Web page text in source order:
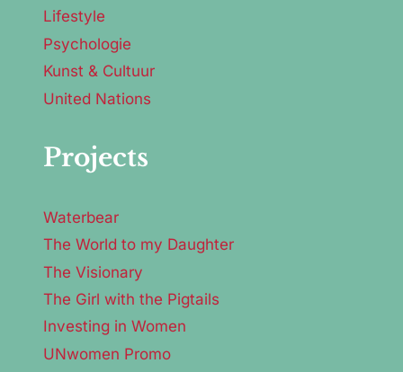
Lifestyle
Psychologie
Kunst & Cultuur
United Nations
Projects
Waterbear
The World to my Daughter
The Visionary
The Girl with the Pigtails
Investing in Women
UNwomen Promo